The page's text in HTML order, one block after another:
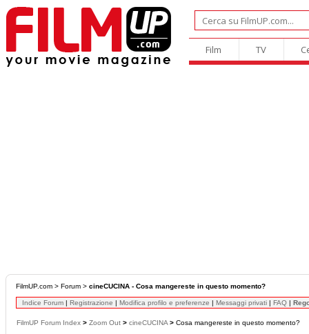
Film TV
FilmUP.com > Forum > cineCUCINA - Cosa mangereste in questo momento?
Indice Forum | Registrazione | Modifica profilo e preferenze | Messaggi privati | FAQ |
FilmUP Forum Index > Zoom Out > cineCUCINA > Cosa mangereste in questo momento?